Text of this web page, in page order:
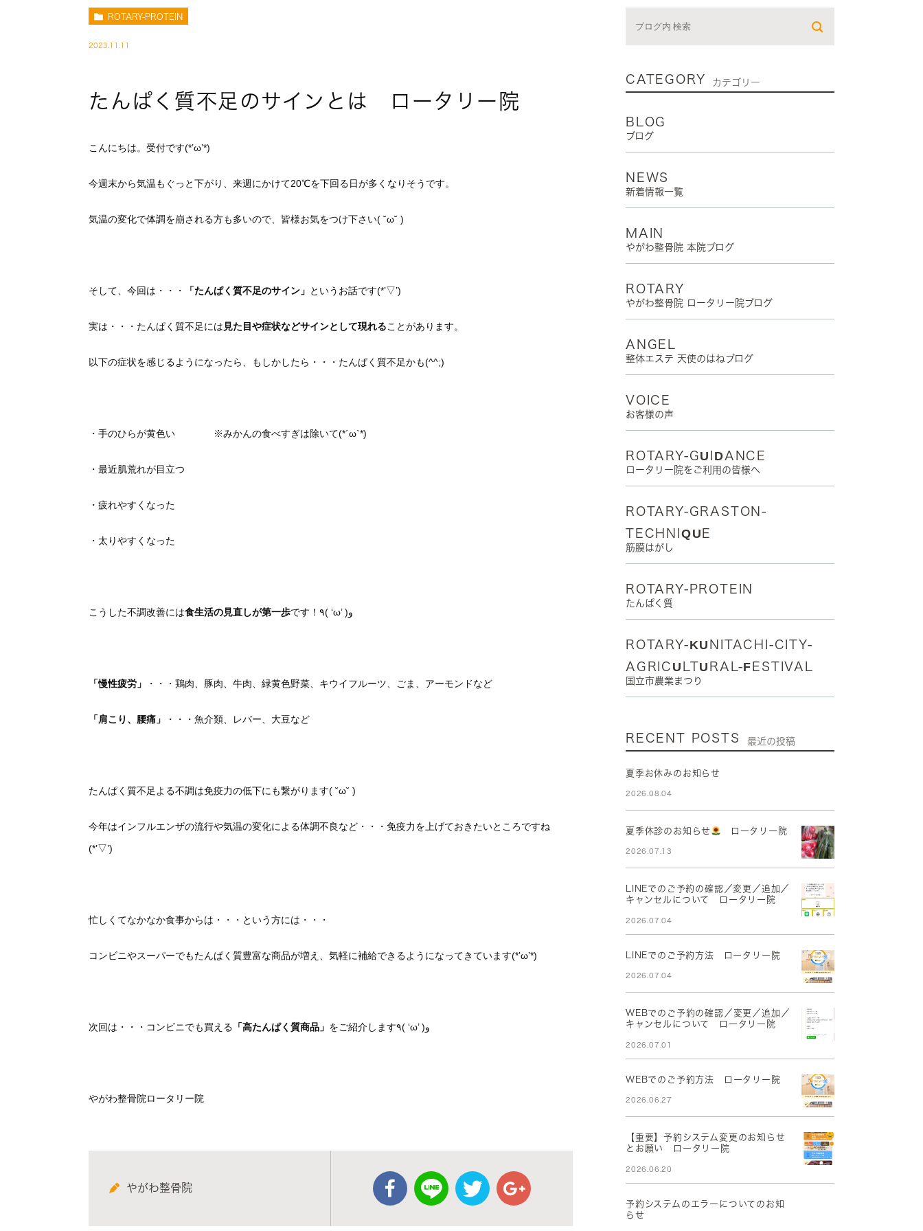
ROTARY-PROTEIN
2023.11.11
たんぱく質不足のサインとは ロータリー院
こんにちは。受付です(*’ω’*)
今週末から気温もぐっと下がり、来週にかけて20℃を下回る日が多くなりそうです。
気温の変化で体調を崩される方も多いので、皆様お気をつけ下さい( ˘ω˘ )
そして、今回は・・・ 「たんぱく質不足のサイン」 というお話です(*’▽’)
実は・・・たんぱく質不足には 見た目や症状などサインとして現れることがあります。
以下の症状を感じるようになったら、もしかしたら・・・たんぱく質不足かも(^^;)
・手のひらが黄色い ※みかんの食べすぎは除いて(*´ω`*)
・最近肌荒れが目立つ
・疲れやすくなった
・太りやすくなった
こうした不調改善には食生活の見直しが第一歩 です！٩( ‘ω’ )و
「慢性疲労」 ・・・鶏肉、豚肉、牛肉、緑黄色野菜、キウイフルーツ、ごま、アーモンドなど
「肩こり、腰痛」 ・・・魚介類、レバー、大豆など
たんぱく質不足よる不調は免疫力の低下にも繋がります( ˘ω˘ )
今年はインフルエンザの流行や気温の変化による体調不良など・・・ 免疫力を上げておきたいところですね
(*’▽’)
忙しくてなかなか食事からは・・・という方には・・・
コンビニやスーパーでもたんぱく質豊富な商品が増え、気軽に補給できるようになってきています(*’ω’*)
次回は・・・コンビニでも買える 「高たんぱく質商品」 をご紹介します٩( ‘ω’ )و
やがわ整骨院ロータリー院
やがわ整骨院
CATEGORY カテゴリー
BLOG
ブログ
NEWS
新着情報一覧
MAIN
やがわ整骨院 本院ブログ
ROTARY
やがわ整骨院 ロータリー院ブログ
ANGEL
整体エステ 天使のはねブログ
VOICE
お客様の声
ROTARY-GUIDANCE
ロータリー院をご利用の皆様へ
ROTARY-GRASTON-
TECHNIQUE
筋膜はがし
ROTARY-PROTEIN
たんぱく質
ROTARY-KUNITACHI-CITY-
AGRICULTURAL-FESTIVAL
国立市農業まつり
RECENT POSTS 最近の投稿
夏季お休みのお知らせ
2026.08.04
夏季休診のお知らせ ロータリー院
2026.07.13
LINEでのご予約の確認／変更／追加／
キャンセルについて ロータリー院
2026.07.04
LINEでのご予約方法 ロータリー院
2026.07.04
WEBでのご予約の確認／変更／追加／
キャンセルについて ロータリー院
2026.07.01
WEBでのご予約方法 ロータリー院
2026.06.27
【重要】予約システム変更のお知らせ
とお願い ロータリー院
2026.06.20
予約システムのエラーについてのお知
らせ